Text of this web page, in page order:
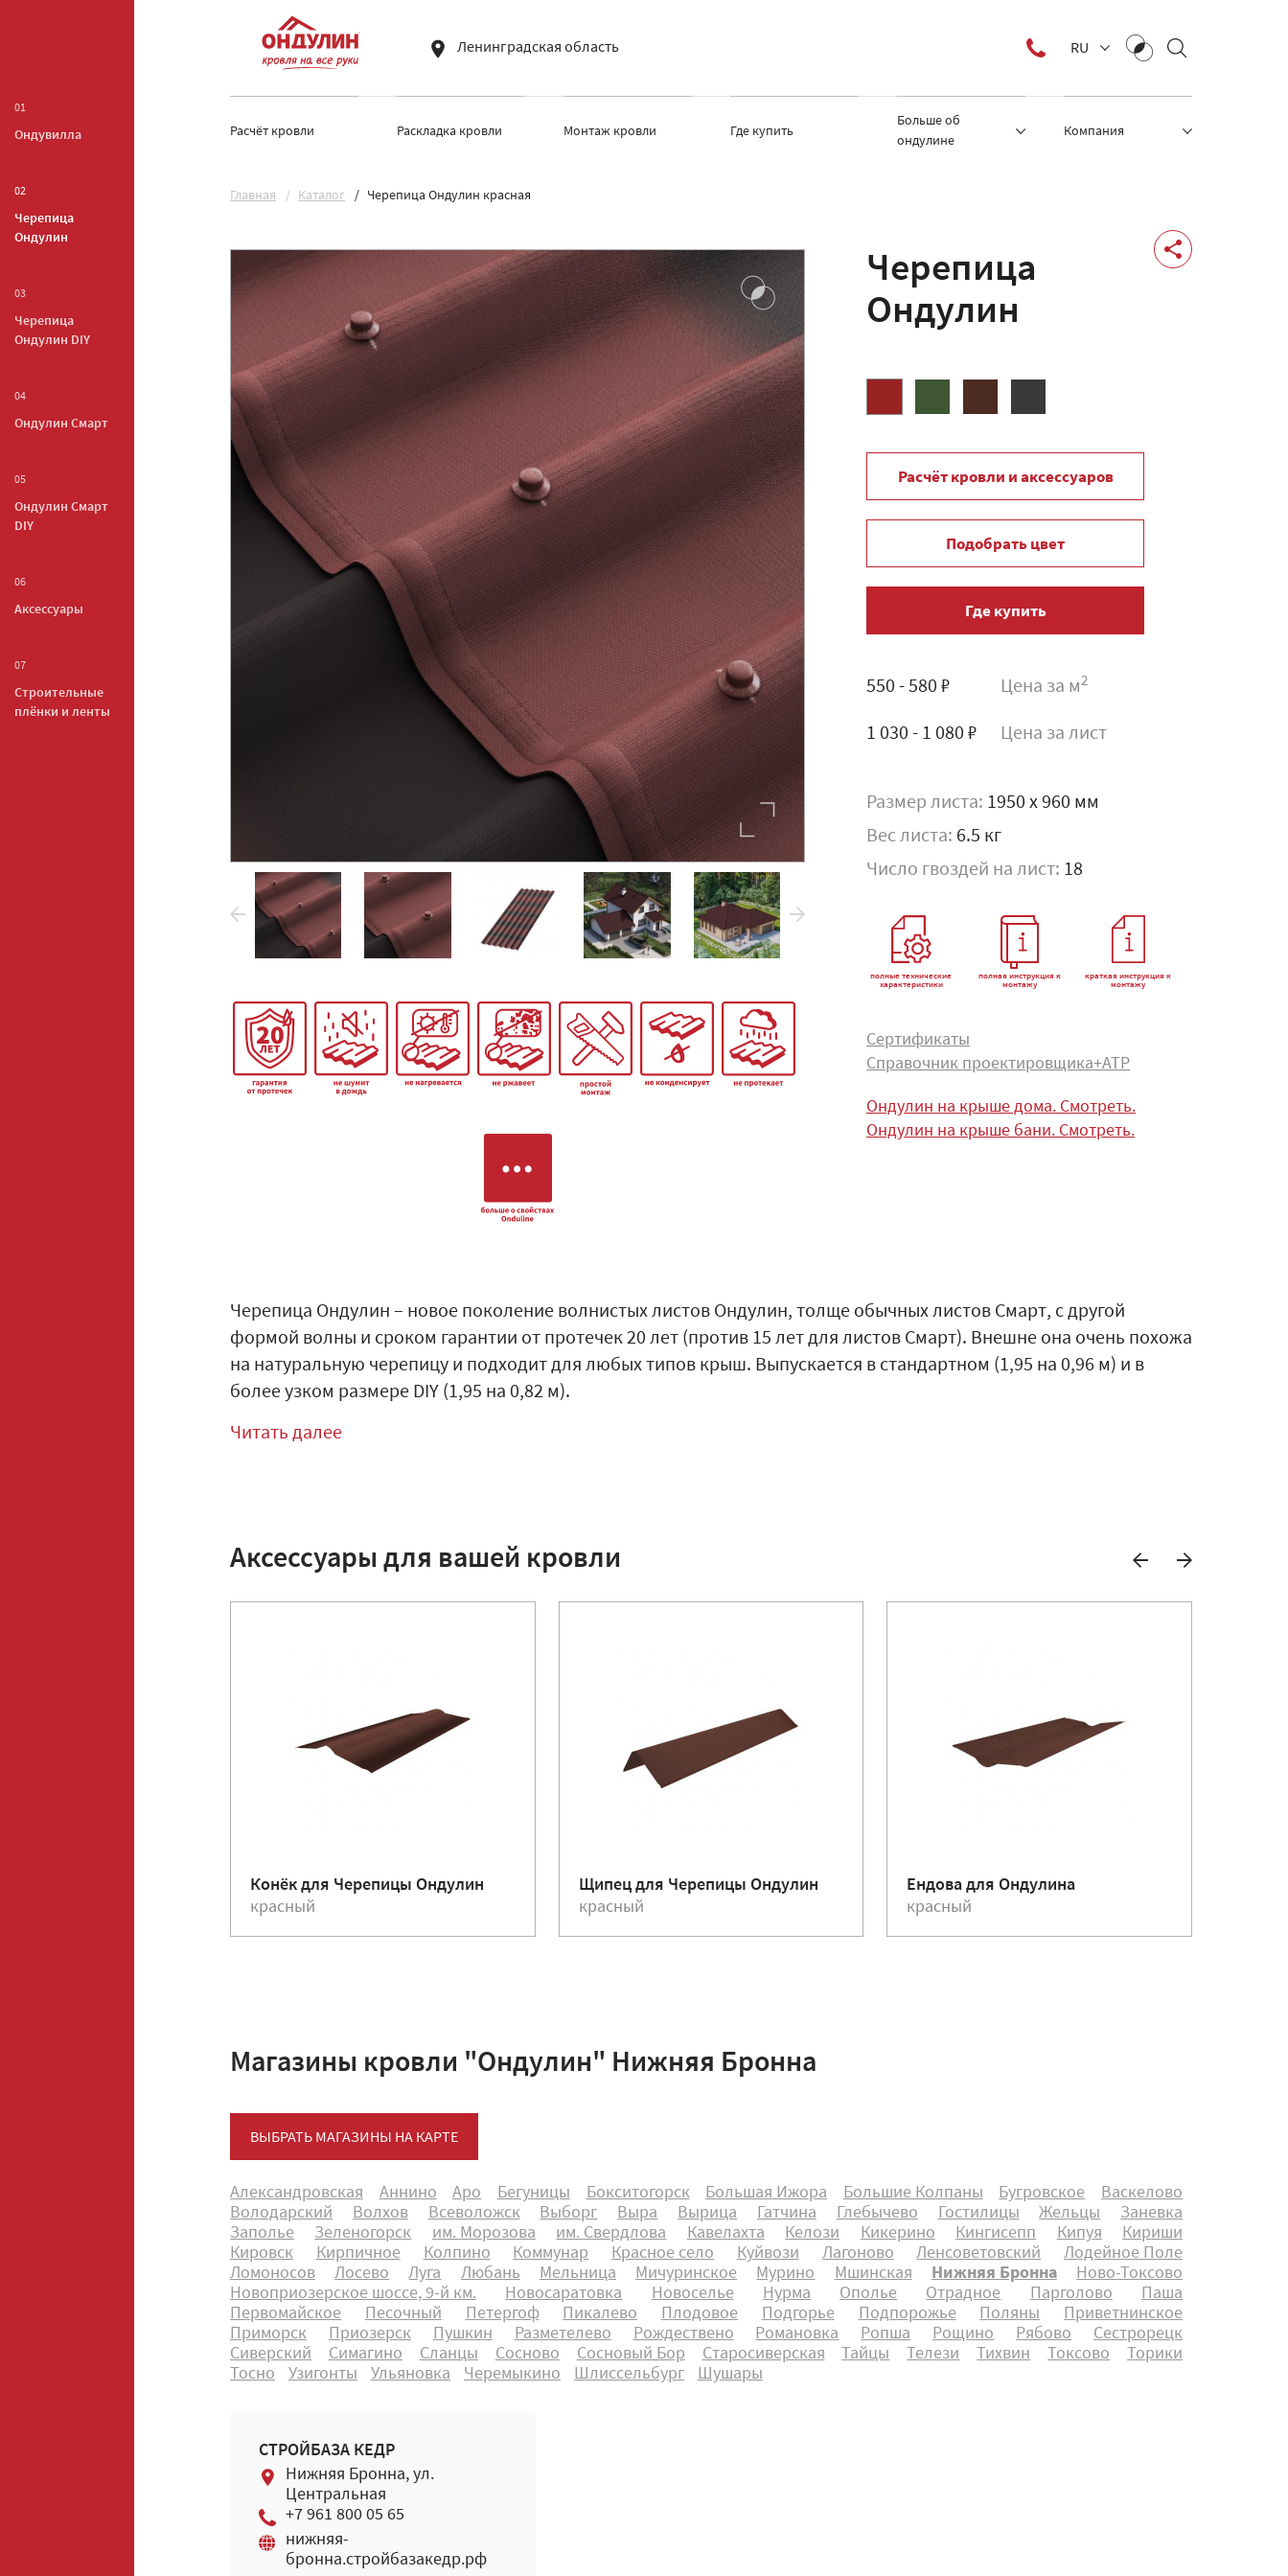
01
Ондувилла
02
Черепица
Ондулин
03
Черепица
Ондулин DIY
04
Ондулин Смарт
05
Ондулин Смарт
DIY
06
Аксессуары
07
Строительные
плёнки и ленты
Ленинградская область RU
Расчёт кровли Раскладка кровли Монтаж кровли Где купить
Больше об
ондулине
Компания
Главная Каталог Черепица Ондулин красная
Черепица
Ондулин
Расчёт кровли и аксессуаров
Подобрать цвет
Где купить
550 - 580 ₽ Цена за м2
1 030 - 1 080 ₽ Цена за лист
Размер листа: 1950 x 960 мм
Вес листа: 6.5 кг
Число гвоздей на лист: 18
полные технические
характеристики
полная инструкция к
монтажу
краткая инструкция к
монтажу
Сертификаты
Справочник проектировщика+АТР
Ондулин на крыше дома. Смотреть.
Ондулин на крыше бани. Смотреть.
Черепица Ондулин – новое поколение волнистых листов Ондулин, толще обычных листов Смарт, с другой
формой волны и сроком гарантии от протечек 20 лет (против 15 лет для листов Смарт). Внешне она очень похожа
на натуральную черепицу и подходит для любых типов крыш. Выпускается в стандартном (1,95 на 0,96 м) и в
более узком размере DIY (1,95 на 0,82 м).
Читать далее
Аксессуары для вашей кровли
Конёк для Черепицы Ондулин
красный
Щипец для Черепицы Ондулин
красный
Ендова для Ондулина
красный
Магазины кровли "Ондулин" Нижняя Бронна
ВЫБРАТЬ МАГАЗИНЫ НА КАРТЕ
Александровская Аннино Аро Бегуницы Бокситогорск Большая Ижора Большие Колпаны Бугровское
Васкелово
Володарский
Волхов Всеволожск Выборг Выра Вырица Гатчина Глебычево Гостилицы Жельцы
Заневка
Заполье
Зеленогорск им. Морозова им. Свердлова Кавелахта Келози Кикерино Кингисепп Кипуя
Кириши
Кировск
Кирпичное Колпино Коммунар Красное село Куйвози Лагоново Ленсоветовский
Лодейное Поле
Ломоносов
Лосево Луга Любань Мельница Мичуринское Мурино Мшинская Нижняя Бронна
Ново-Токсово
Новоприозерское шоссе, 9-й км.
Новосаратовка Новоселье Нурма Ополье Отрадное Парголово
Паша
Первомайское
Песочный Петергоф Пикалево Плодовое Подгорье Подпорожье Поляны
Приветнинское
Приморск
Приозерск Пушкин Разметелево Рождествено Романовка Ропша Рощино Рябово
Сестрорецк
Сиверский
Симагино Сланцы Сосново Сосновый Бор Старосиверская Тайцы Телези Тихвин Токсово
Торики
Тосно
Узигонты Ульяновка Черемыкино Шлиссельбург Шушары
СТРОЙБАЗА КЕДР
Нижняя Бронна, ул.
Центральная
+7 961 800 05 65
нижняя-
бронна.стройбазакедр.рф